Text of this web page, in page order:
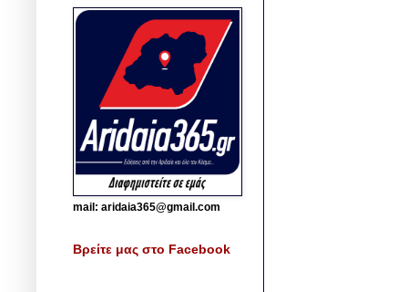
mail: aridaia365@gmail.com
Βρείτε μας στο Facebook